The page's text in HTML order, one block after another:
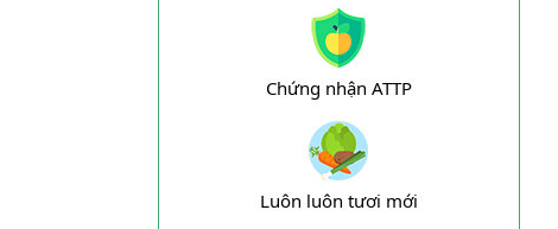
Chứng nhận ATTP
Luôn luôn tươi mới